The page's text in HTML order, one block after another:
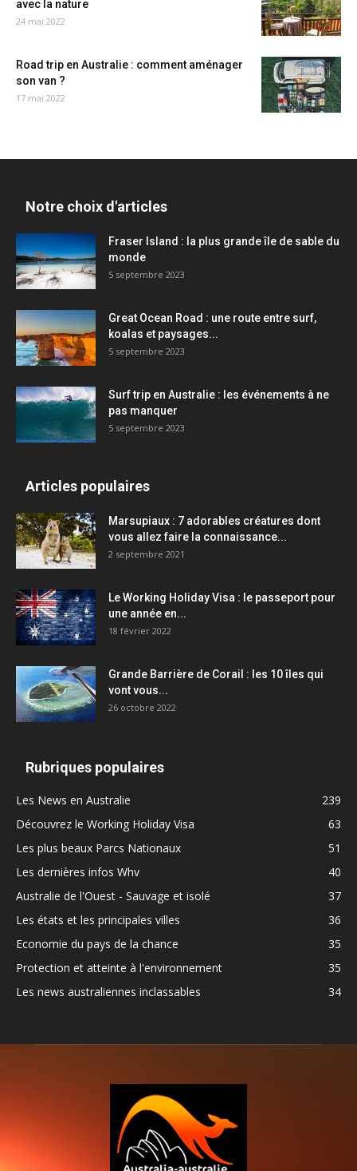
avec la nature
24 mai 2022
Road trip en Australie : comment aménager
son van ?
17 mai 2022
Notre choix d'articles
Fraser Island : la plus grande île de sable du
monde
5 septembre 2023
Great Ocean Road : une route entre surf,
koalas et paysages...
5 septembre 2023
Surf trip en Australie : les événements à ne
pas manquer
5 septembre 2023
Articles populaires
Marsupiaux : 7 adorables créatures dont
vous allez faire la connaissance...
2 septembre 2021
Le Working Holiday Visa : le passeport pour
une année en...
18 février 2022
Grande Barrière de Corail : les 10 îles qui
vont vous...
26 octobre 2022
Rubriques populaires
Les News en Australie
239
Découvrez le Working Holiday Visa
63
Les plus beaux Parcs Nationaux
51
Les dernières infos Whv
40
Australie de l'Ouest - Sauvage et isolé
37
Les états et les principales villes
36
Economie du pays de la chance
35
Protection et atteinte à l'environnement
35
Les news australiennes inclassables
34